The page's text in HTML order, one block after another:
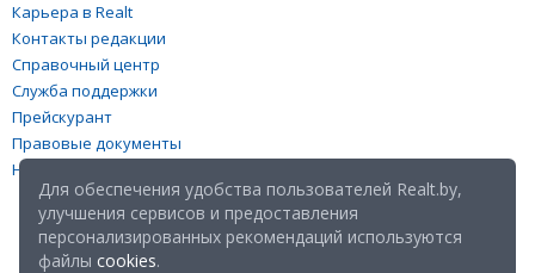
Карьера в Realt
Контакты редакции
Справочный центр
Служба поддержки
Прейскурант
Правовые документы
Настройка файлов cookies
Для обеспечения удобства пользователей Realt.by,
улучшения сервисов и предоставления
персонализированных рекомендаций используются
файлы cookies.